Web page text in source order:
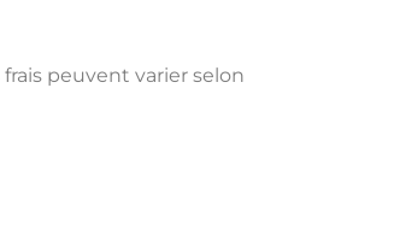
peuvent varier selon